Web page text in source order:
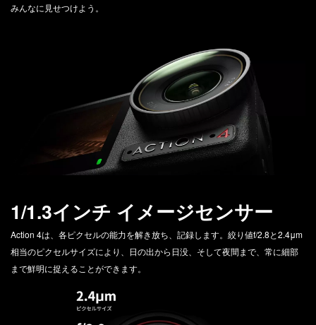
みんなに見せつけよう。
1/1.3インチ イメージセンサー
Action 4は、各ピクセルの能力を解き放ち、記録します。絞り値f/2.8と2.4μm
相当のピクセルサイズにより、日の出から日没、そして夜間まで、常に細部
まで鮮明に捉えることができます。